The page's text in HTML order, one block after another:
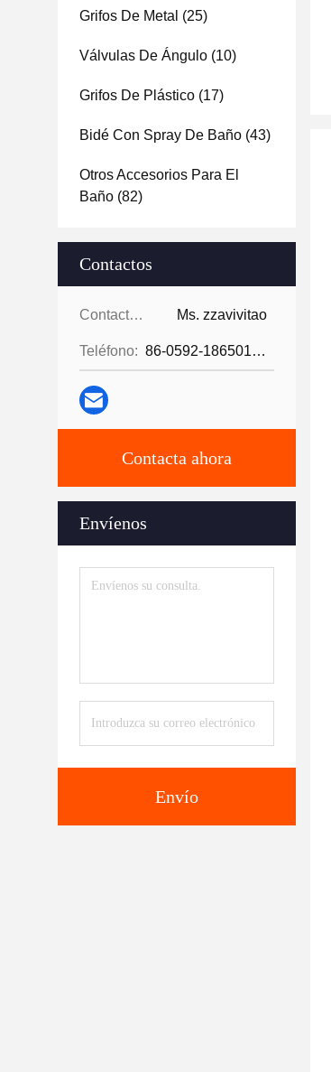
Grifos De Metal (25)
Válvulas De Ángulo (10)
Grifos De Plástico (17)
Bidé Con Spray De Baño (43)
Otros Accesorios Para El
Baño (82)
Contactos
Contactos: Ms. zzavivitao
Teléfono: 86-0592-18650185095
Contacta ahora
Envíenos
Envío